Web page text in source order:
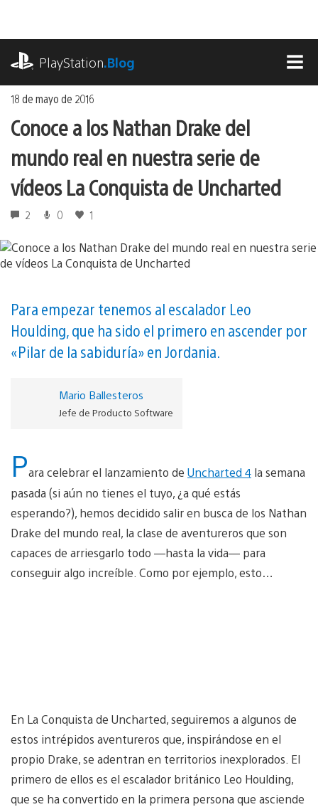
contenido
PlayStation.Blog
18 de mayo de 2016
Conoce a los Nathan Drake del
mundo real en nuestra serie de
vídeos La Conquista de Uncharted
2 0 1
Para empezar tenemos al escalador Leo
Houlding, que ha sido el primero en ascender por
«Pilar de la sabiduría» en Jordania.
Mario Ballesteros
Jefe de Producto Software
Para celebrar el lanzamiento de Uncharted 4 la semana
pasada (si aún no tienes el tuyo, ¿a qué estás
esperando?), hemos decidido salir en busca de los Nathan
Drake del mundo real, la clase de aventureros que son
capaces de arriesgarlo todo —hasta la vida— para
conseguir algo increíble. Como por ejemplo, esto…
En La Conquista de Uncharted, seguiremos a algunos de
estos intrépidos aventureros que, inspirándose en el
propio Drake, se adentran en territorios inexplorados. El
primero de ellos es el escalador británico Leo Houlding,
que se ha convertido en la primera persona que asciende